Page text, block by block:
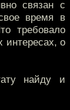
связан с
время в
требовало
интересах, о
найду и